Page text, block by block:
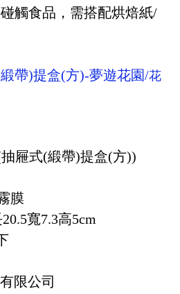
觸食品，需搭配烘焙紙/
帶)提盒(方)-夢遊花園/花
屜式(緞帶)提盒(方))
膜
寬7.3高5cm
限公司